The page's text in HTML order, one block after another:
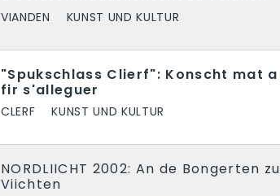
VIANDEN KUNST UND KULTUR
"Spukschlass Clierf": Konscht mat a
fir s'alleguer
CLERF KUNST UND KULTUR
NORDLIICHT 2002: An de Bongerten zu
Viichten